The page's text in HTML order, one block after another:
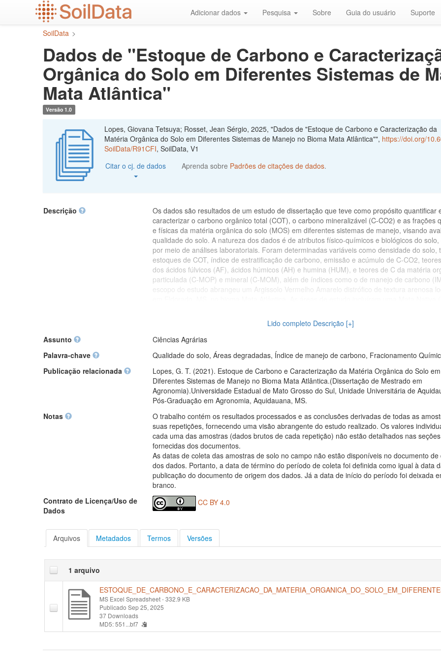
Adicionar dados Pesquisa Sobre Guia do usuário Suporte
SoilData >
Dados de "Estoque de Carbono e
Orgânica do Solo em Diferentes Sistemas de
Mata Atlântica"
Versão 1.0
Lopes, Giovana Tetsuya; Rosset, Jean Sérgio, 2025, "Dados de "Estoque de Carbono e Caracterização da
Matéria Orgânica do Solo em Diferentes Sistemas de Manejo no Bioma Mata Atlântica"", https://doi.org/
SoilData/R91CFI, SoilData, V1
Citar o cj. de dados
Aprenda sobre Padrões de citações de dados.
Descrição
Os dados são resultados de um estudo de dissertação que teve como propósito quantificar
caracterizar o carbono orgânico total (COT), o carbono mineralizável (C-CO2) e as frações
e físicas da matéria orgânica do solo (MOS) em diferentes sistemas de manejo, visando
qualidade do solo. A natureza dos dados é de atributos físico-químicos e biológicos do
por meio de análises laboratoriais. Foram determinadas variáveis como densidade do solo,
estoques de COT, índice de estratificação de carbono, emissão e acúmulo de C-CO2,
dos ácidos fúlvicos (AF), ácidos húmicos (AH) e humina (HUM), e teores de C da matéria
particulada (C-MOP) e mineral (C-MOM), além de índices como o de manejo de carbono
escopo do estudo abrangeu um Argissolo Vermelho Amarelo distrófico de textura arenosa
Direto (SPD) com sucessão de culturas (soja/milho), e uma Reserva Particular de Patrimônio
(RPPN) em processo de regeneração natural após extração de argila. As amostras de solo
coletadas em três profundidades (0,00-0,05 m, 0,05-0,10 m e 0,10-0,20 m) em cinco
Lido completo Descrição [+]
Assunto
Ciências Agrárias
Palavra-chave
Qualidade do solo, Áreas degradadas, Índice de manejo de carbono, Fracionamento
Publicação relacionada
Lopes, G. T. (2021). Estoque de Carbono e Caracterização da Matéria Orgânica do Solo em
Diferentes Sistemas de Manejo no Bioma Mata Atlântica.(Dissertação de Mestrado em
Agronomia).Universidade Estadual de Mato Grosso do Sul, Unidade Universitária de
Pós-Graduação em Agronomia, Aquidauana, MS.
Notas
O trabalho contém os resultados processados e as conclusões derivadas de todas as
suas repetições, fornecendo uma visão abrangente do estudo realizado. Os valores
cada uma das amostras (dados brutos de cada repetição) não estão detalhados nas seções
fornecidas dos documentos.
As datas de coleta das amostras de solo no campo não estão disponíveis no documento de
dos dados. Portanto, a data de término do período de coleta foi definida como igual à data
publicação do documento de origem dos dados. Já a data de início do período foi deixada
branco.
Contrato de Licença/Uso de
Dados
CC BY 4.0
Arquivos Metadados Termos Versões
1 arquivo
MS Excel Spreadsheet- 332.9 KB
Publicado Sep 25, 2025
37 Downloads
MD5: 551...bf7